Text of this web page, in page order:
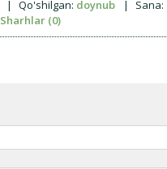
| Qo'shilgan: doynub |
Sana:
Sharhlar (0)